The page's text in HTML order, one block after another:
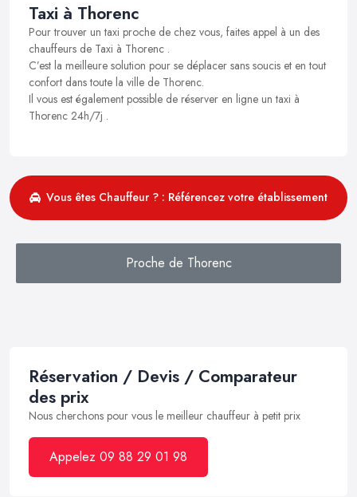
Taxi à Thorenc
Pour trouver un taxi proche de chez vous, faites appel à un des
chauffeurs de Taxi à Thorenc .
C’est la meilleure solution pour se déplacer sans soucis et en tout
confort dans toute la ville de Thorenc.
Il vous est également possible de réserver en ligne un taxi à
Thorenc 24h/7j .
Vous êtes Chauffeur ? : Référencez votre établissement
Proche de Thorenc
Réservation / Devis / Comparateur
des prix
Nous cherchons pour vous le meilleur chauffeur à petit prix
Appelez 09 88 29 01 98